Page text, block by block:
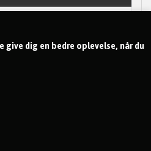
give dig en bedre oplevelse, når du